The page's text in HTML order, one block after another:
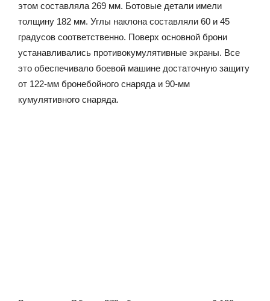
этом составляла 269 мм. Ботовые детали имели
толщину 182 мм. Углы наклона составляли 60 и 45
градусов соответственно. Поверх основной брони
устанавливались противокумулятивные экраны. Все
это обеспечивало боевой машине достаточную защиту
от 122-мм бронебойного снаряда и 90-мм
кумулятивного снаряда.